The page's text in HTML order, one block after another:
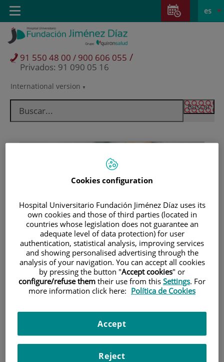
Saltar al contenido
Saltar
contenido
Selector
idioma
activo
es
International version
91 550 48 00 / 900 606 055 /
Privados: 91 090 05 16
Toggle
navigation
Pacientes y visitantes
Cookies configuration
Hospital Universitario Fundación Jiménez Díaz uses its
own cookies and those of third parties (located in
countries whose legislation does not guarantee an
adequate level of data protection) for user
authentication, statistical analysis, improving services
and showing personalised advertising through the
analysis of your navigation. You can accept all cookies
by pressing the button "Accept cookies" or
configure/refuse them their use from this Settings. For
more information click here: Política de Cookies
Reject
Accept